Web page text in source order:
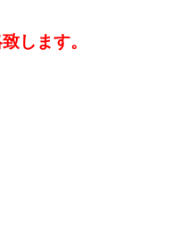
します。